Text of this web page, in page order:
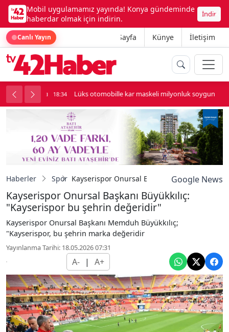
Mobil uygulamamız yayında! Konya gündeminde
haberdar olmak için indirin.
İndir
Canlı Yayın Ana Sayfa Künye İletişim
kavga çıktı 18:34 Lüks otomobille kar maskeli milyonluk soygun
Haberler Spor Kayserispor Onursal Başkanı Büyükkılıç:
Google News
Kayserispor Onursal Başkanı Büyükkılıç:
"Kayserispor bu şehrin değeridir"
Kayserispor Onursal Başkanı Memduh Büyükkılıç;
"Kayserispor, bu şehrin marka değeridir
Yayınlanma Tarihi: 18.05.2026 07:31
A- | A+